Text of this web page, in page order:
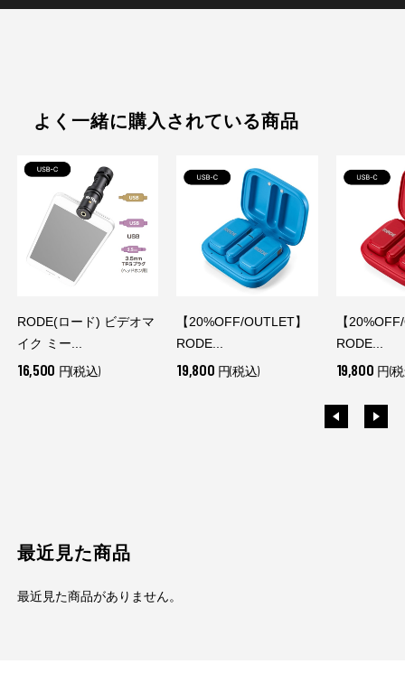
よく一緒に購入されている商品
RODE(ロード) ビデオマ
イク ミー...
16,500 円(税込)
【20%OFF/OUTLET】
RODE...
19,800 円(税込)
【
RODE...
19,800 円(
最近見た商品
最近見た商品がありません。